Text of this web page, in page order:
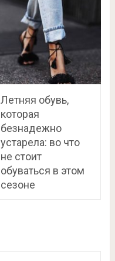
Летняя обувь,
которая
безнадежно
устарела: во что
не стоит
обуваться в этом
сезоне